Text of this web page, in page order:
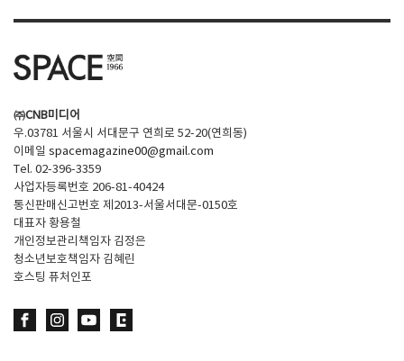
㈜CNB미디어
우.03781 서울시 서대문구 연희로 52-20(연희동)
이메일 spacemagazine00@gmail.com
Tel. 02-396-3359
사업자등록번호 206-81-40424
통신판매신고번호 제2013-서울서대문-0150호
대표자 황용철
개인정보관리책임자 김정은
청소년보호책임자 김혜린
호스팅 퓨처인포